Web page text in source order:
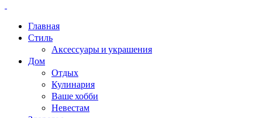
Главная
Стиль
Аксессуары и украшения
Дом
Отдых
Кулинария
Ваше хобби
Невестам